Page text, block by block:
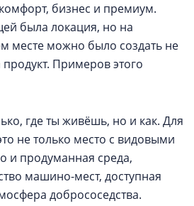
бизнес и премиум.
была локация, но на
месте можно было создать не
Примеров этого
где ты живёшь, но и как. Для
не только место с видовыми
и продуманная среда,
машино-мест, доступная
добрососедства.